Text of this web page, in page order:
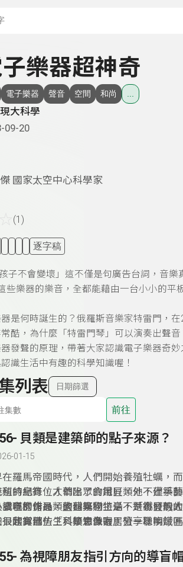
樂器超神奇
電子樂器 聲音 空間 和尚
大科學
09-20
國家太空中心科學家
(1)
逐字稿
子不會變壞」這不僅是句廣告台詞，音樂
些樂器的樂音，全都能藉由一台小小的
何時誕生的？ 俄羅斯音樂家特雷門，
酷，為什麼「特雷門琴」可以演奏出聲
發聲的原理，帶著大家認識電子樂器奇
識生活中有趣的科學知識喔！
列表 日期篩選
前往
貝類是建築師的點子來源？
01-15
在羅馬帝國時代，人們開始養殖牡蠣，
殖的紀錄，人們除了食用貝類外，建築
式各樣仿貝類的建築物，是不是有貝殻
貝類有那些？貝類會像寄居蟹一樣換殻
利特島有位才華出眾的鐵匠，他不僅手
讚嘆的作品，整個克利特島，對鐵匠的
很欣賞他，「科學思多力」分享聰明鐵
發現別錯過，大科學過生活，「小發現
一起認識仿生科技知識喔！